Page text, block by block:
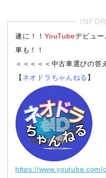
遂に！！YouTubeデビュ
車も！！
＜＜＜＜＜中古車選びの答
【 ネオドラちゃんねる 】
https://www.youtube.com/